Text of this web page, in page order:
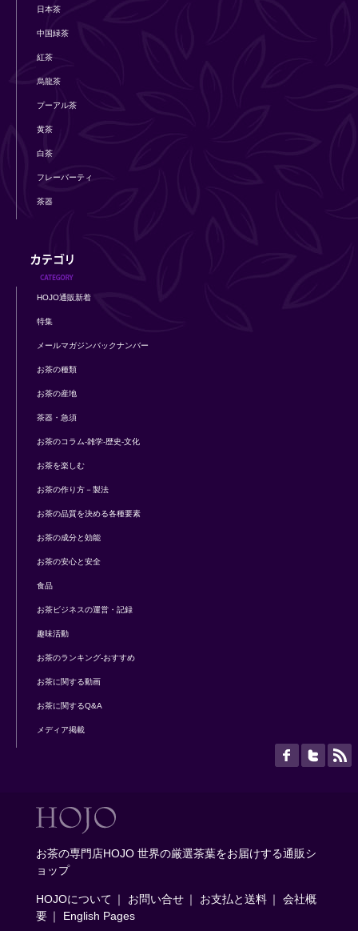
日本茶
中国緑茶
紅茶
烏龍茶
プーアル茶
黄茶
白茶
フレーバーティ
茶器
HOJO通販新着
特集
メールマガジンバックナンバー
お茶の種類
お茶の産地
茶器・急須
お茶のコラム-雑学-歴史-文化
お茶を楽しむ
お茶の作り方－製法
お茶の品質を決める各種要素
お茶の成分と効能
お茶の安心と安全
食品
お茶ビジネスの運営・記録
趣味活動
お茶のランキング-おすすめ
お茶に関する動画
お茶に関するQ&A
メディア掲載
お茶の専門店HOJO 世界の厳選茶葉をお届けする通販シ
ョップ
HOJOについて ｜ お問い合せ ｜ お支払と送料 ｜
会社概
要 ｜ English Pages